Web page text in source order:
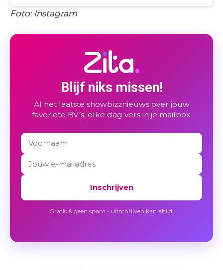
Foto: Instagram
Blijf niks missen!
Al het laatste showbizznieuws over jouw
favoriete BV’s, elke dag vers in je mailbox.
Inschrijven
Gratis & geen spam - uitschrijven kan altijd.